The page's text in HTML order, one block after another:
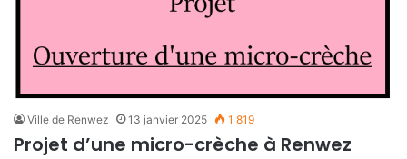
Ville de Renwez 13 janvier 2025 1 819
Projet d’une micro-crèche à Renwez